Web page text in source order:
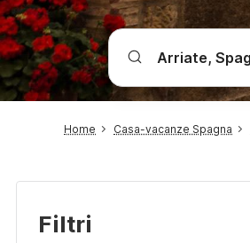
Home Casa-vacanze Spagna
Filtri